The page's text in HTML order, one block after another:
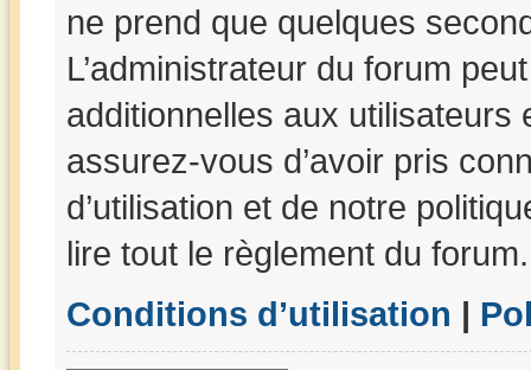
ne prend que quelques
L’administrateur du forum
additionnelles aux utilisateurs
assurez-vous d’avoir pris
d’utilisation et de notre
lire tout le règlement du forum.
Conditions d’utilisation |